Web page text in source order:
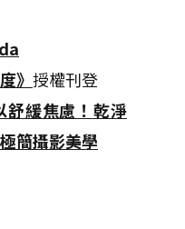
》 授權刊登
舒緩焦慮！乾淨
簡攝影美學